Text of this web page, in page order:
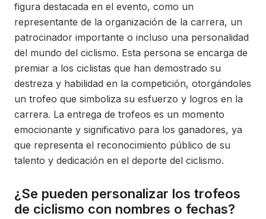
figura destacada en el evento, como un
representante de la organización de la carrera, un
patrocinador importante o incluso una personalidad
del mundo del ciclismo. Esta persona se encarga de
premiar a los ciclistas que han demostrado su
destreza y habilidad en la competición, otorgándoles
un trofeo que simboliza su esfuerzo y logros en la
carrera. La entrega de trofeos es un momento
emocionante y significativo para los ganadores, ya
que representa el reconocimiento público de su
talento y dedicación en el deporte del ciclismo.
¿Se pueden personalizar los trofeos
de ciclismo con nombres o fechas?